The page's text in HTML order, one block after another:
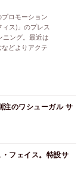
ロモーション
ス)」のプレス
ニング。最近は
どよりアクテ
注のワシューガル サ
フェイス。特設サ